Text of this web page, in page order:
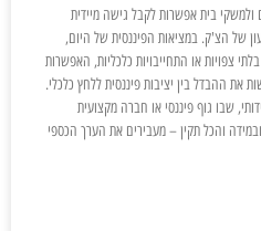
ולמשקי בית אפשרות לקבל גישה מיידית
של הצ'ק. במציאות הפיננסית של היום,
צפויות או התחייבויות כלכליות, האפשרות
את ההבדל בין יציבות פיננסית ללחץ כלכלי.
שבו גוף פיננסי או חברה מקצועית
והכל תקין – מעבירים את הערך הכספי